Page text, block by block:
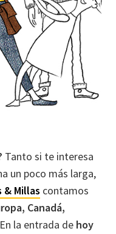
Tanto si te interesa
un poco más larga,
Millas contamos
Canadá,
la entrada de hoy